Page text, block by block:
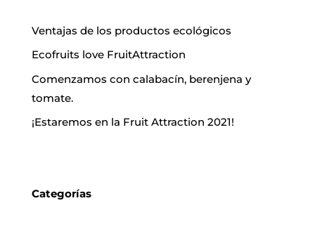
Ventajas de los productos ecológicos
Ecofruits love FruitAttraction
Comenzamos con calabacín, berenjena y
tomate.
¡Estaremos en la Fruit Attraction 2021!
Categorías